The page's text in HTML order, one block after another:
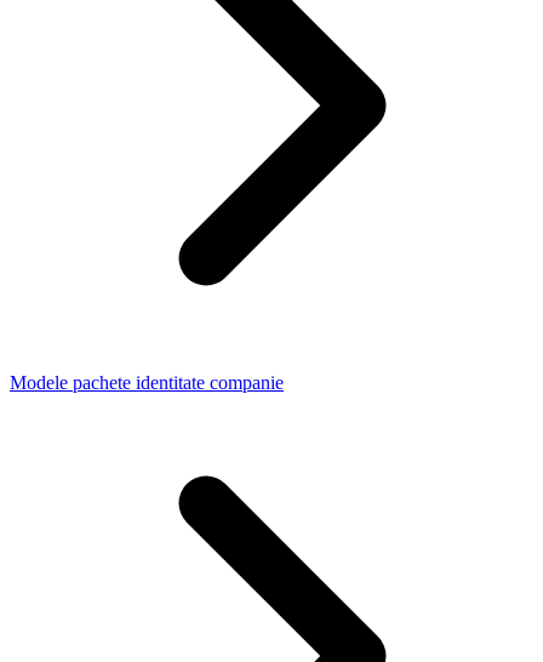
Modele pachete identitate companie